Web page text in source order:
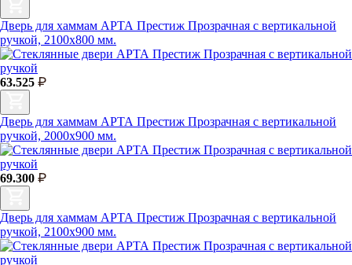
Дверь для хаммам АРТА Престиж Прозрачная с вертикальной
ручкой, 2100х800 мм.
63.525
Дверь для хаммам АРТА Престиж Прозрачная с вертикальной
ручкой, 2000х900 мм.
69.300
Дверь для хаммам АРТА Престиж Прозрачная с вертикальной
ручкой, 2100х900 мм.